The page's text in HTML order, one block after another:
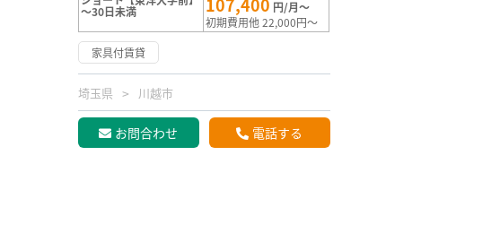
～30日未満
円/月～
初期費用他 22,000円～
家具付賃貸
埼玉県 川越市
お問合わせ 電話する